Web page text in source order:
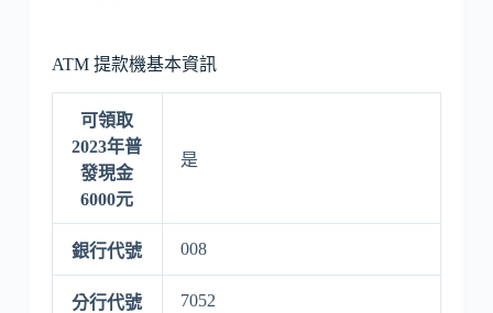
ATM 提款機基本資訊
可領取
2023年普
發現金
6000元
是
銀行代號 008
分行代號 7052